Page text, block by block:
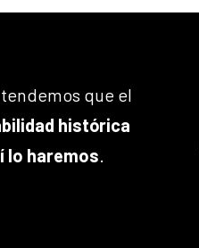
que el
histórica
lo haremos